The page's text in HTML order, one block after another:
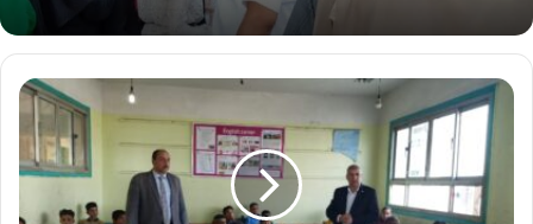
تعليم
الشرقية:
رمضان
يفاجئ
مدارس